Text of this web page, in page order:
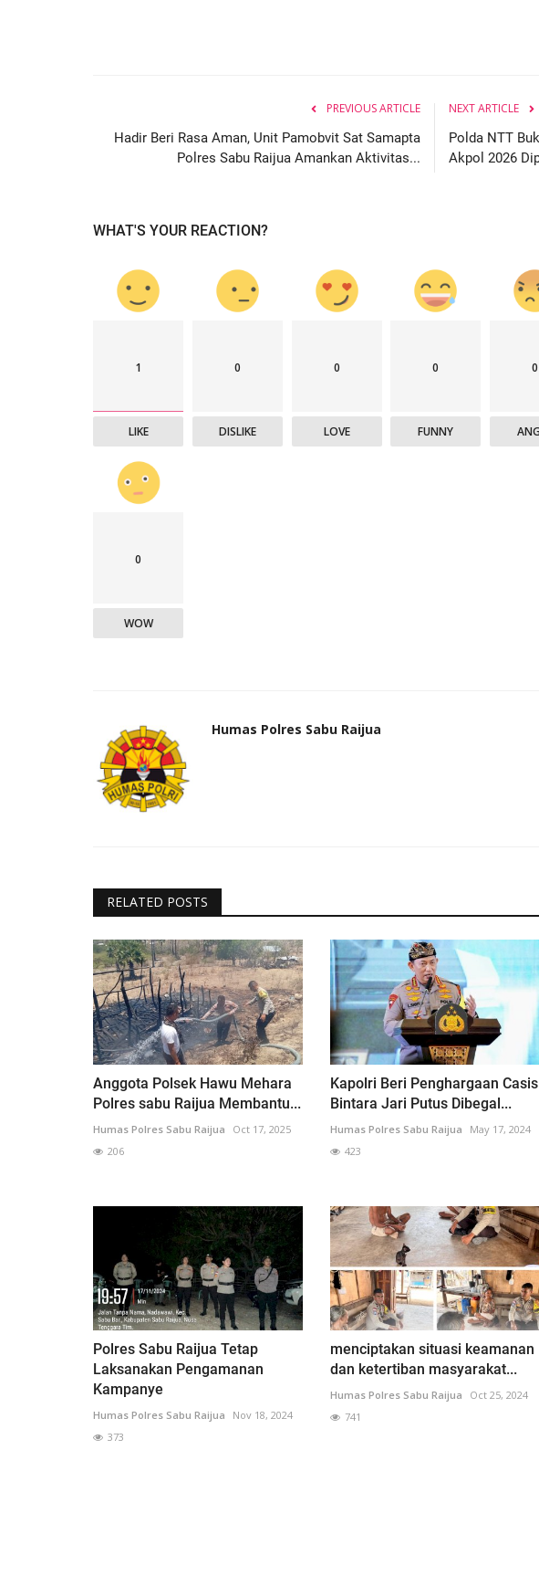
PREVIOUS ARTICLE
Hadir Beri Rasa Aman, Unit Pamobvit Sat Samapta
Polres Sabu Raijua Amankan Aktivitas...
NEXT ARTICLE
Polda NTT
Akpol 2026
WHAT'S YOUR REACTION?
1
LIKE
0
DISLIKE
0
LOVE
0
FUNNY
0
0
WOW
Humas Polres Sabu Raijua
RELATED POSTS
Anggota Polsek Hawu Mehara
Polres sabu Raijua Membantu...
Humas Polres Sabu Raijua
Oct 17, 2025
206
Kapolri Beri Penghargaan Casis
Bintara Jari Putus Dibegal...
Humas Polres Sabu Raijua
May 17, 2024
423
Polres Sabu Raijua Tetap
Laksanakan Pengamanan
Kampanye
Humas Polres Sabu Raijua
Nov 18, 2024
373
menciptakan situasi keamanan
dan ketertiban masyarakat...
Humas Polres Sabu Raijua
Oct 25, 2024
741